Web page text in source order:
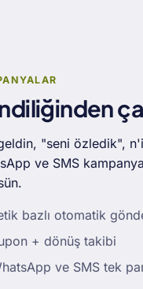
"seni özledik",
ve SMS
bazlı otomatik
+ dönüş takibi
ve SMS tek